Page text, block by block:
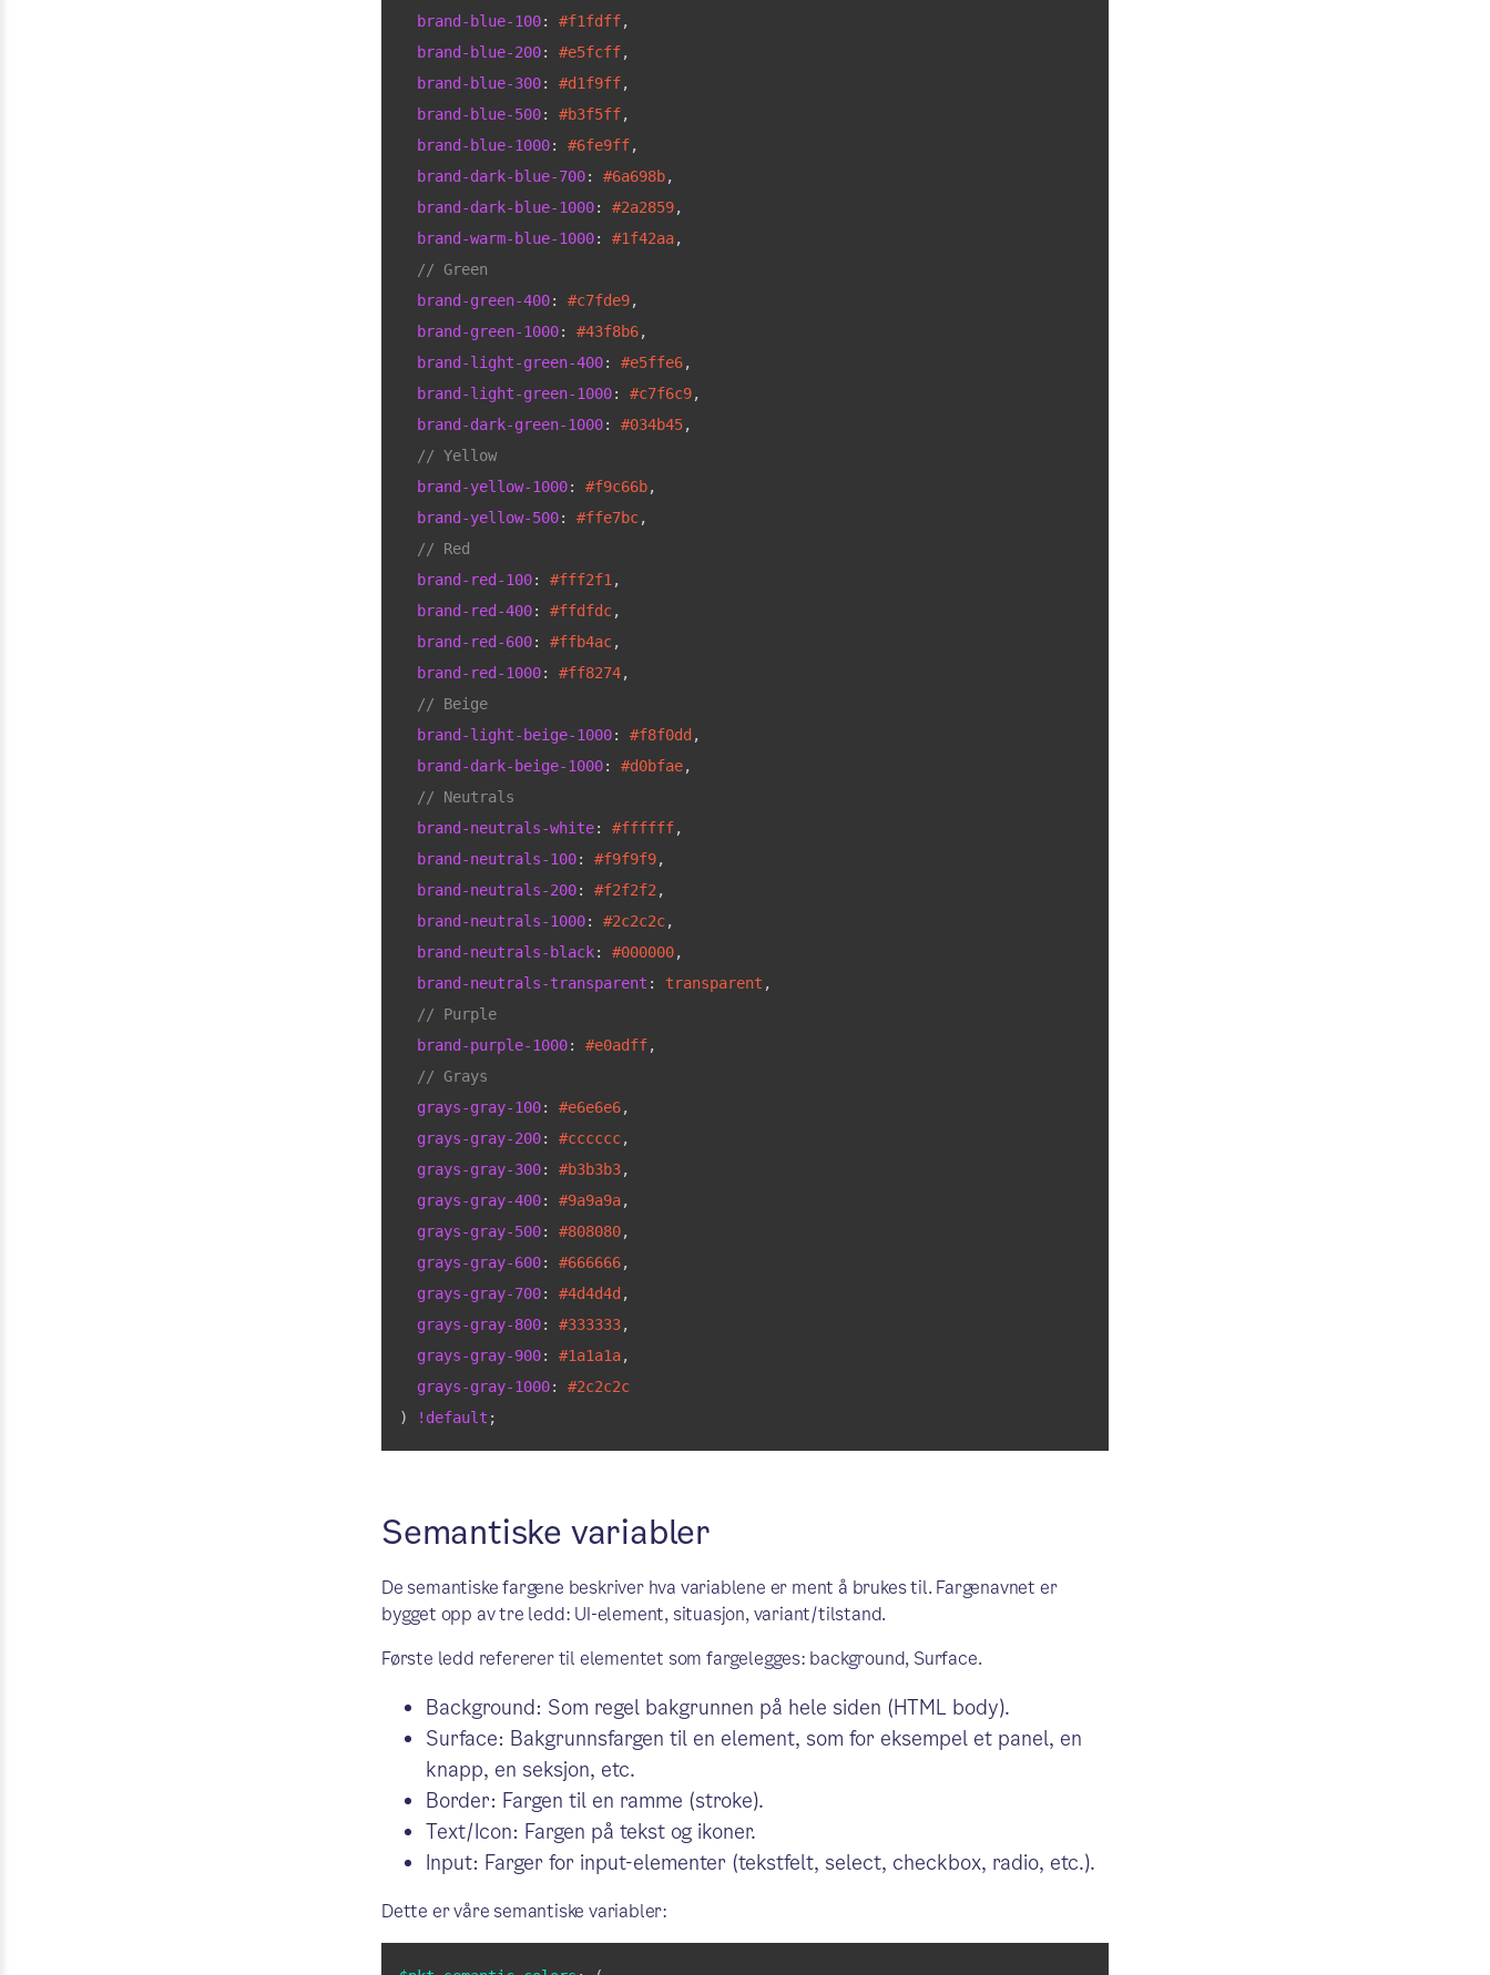
  brand-blue-100
: #f1fdff,
  brand-blue-200
: #e5fcff,
  brand-blue-300
: #d1f9ff,
  brand-blue-500
: #b3f5ff,
  brand-blue-1000
: #6fe9ff,
  brand-dark-blue-700
: #6a698b,
  brand-dark-blue-1000
: #2a2859,
  brand-warm-blue-1000
: #1f42aa,
  // Green
  brand-green-400
: #c7fde9,
  brand-green-1000
: #43f8b6,
  brand-light-green-400
: #e5ffe6,
  brand-light-green-1000
: #c7f6c9,
  brand-dark-green-1000
: #034b45,
  // Yellow
  brand-yellow-1000
: #f9c66b,
  brand-yellow-500
: #ffe7bc,
  // Red
  brand-red-100
: #fff2f1 ,
  brand-red-400
: #ffdfdc,
  brand-red-600
: #ffb4ac,
  brand-red-1000
: #ff8274,
  // Beige
  brand-light-beige-1000
: #f8f0dd ,
  brand-dark-beige-1000
: #d0bfae,
  // Neutrals
  brand-neutrals-white
: #ffffff,
  brand-neutrals-100
: #f9f9f9,
  brand-neutrals-200
: #f2f2f2 ,
  brand-neutrals-1000
: #2c2c2c,
  brand-neutrals-black
: #000000,
  brand-neutrals-transparent
: transparent ,
  // Purple
  brand-purple-1000
: #e0adff,
  // Grays
  grays-gray-100
: #e6e6e6,
  grays-gray-200
: #cccccc,
  grays-gray-300
: #b3b3b3,
  grays-gray-400
: #9a9a9a,
  grays-gray-500
: #808080,
  grays-gray-600
: #666666,
  grays-gray-700
: #4d4d4d ,
  grays-gray-800
: #333333,
  grays-gray-900
: #1a1a1a,
  grays-gray-1000
: #2c2c2c
)
!default ;
Semantiske variabler
De semantiske fargene beskriver hva variablene er ment å brukes til. Fargenavnet er
bygget opp av tre ledd: UI-element, situasjon, variant/tilstand.
Første ledd refererer til elementet som fargelegges: background, Surface.
Background: Som regel bakgrunnen på hele siden (HTML body).
Surface: Bakgrunnsfargen til en element, som for eksempel et panel, en
knapp, en seksjon, etc.
Border: Fargen til en ramme (stroke).
Text/Icon: Fargen på tekst og ikoner.
Input: Farger for input-elementer (tekstfelt, select, checkbox, radio, etc.).
Dette er våre semantiske variabler: